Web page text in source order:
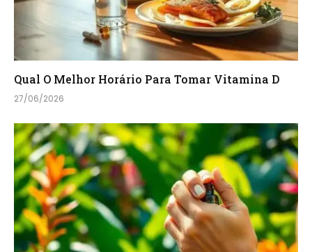
Qual O Melhor Horário Para Tomar Vitamina D
27/06/2026